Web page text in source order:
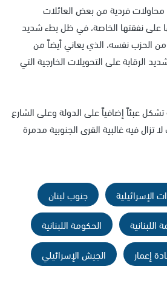
فردية من بعض العائلات
على نفقتها الخاصة، في ظل بطء شديد
الحزب نفسه، الذي يعاني أيضاً من
الرقابة على التحويلات الخارجية التي
تشكل عبئاً إضافياً على الدولة وعلى الشارع
تزال فيه غالبية القرى الجنوبية مدمرة
الإسرائيلية
جنوب لبنان
اللبنانية
الحكومة اللبنانية
إعمار الجيش الإسرائيلي